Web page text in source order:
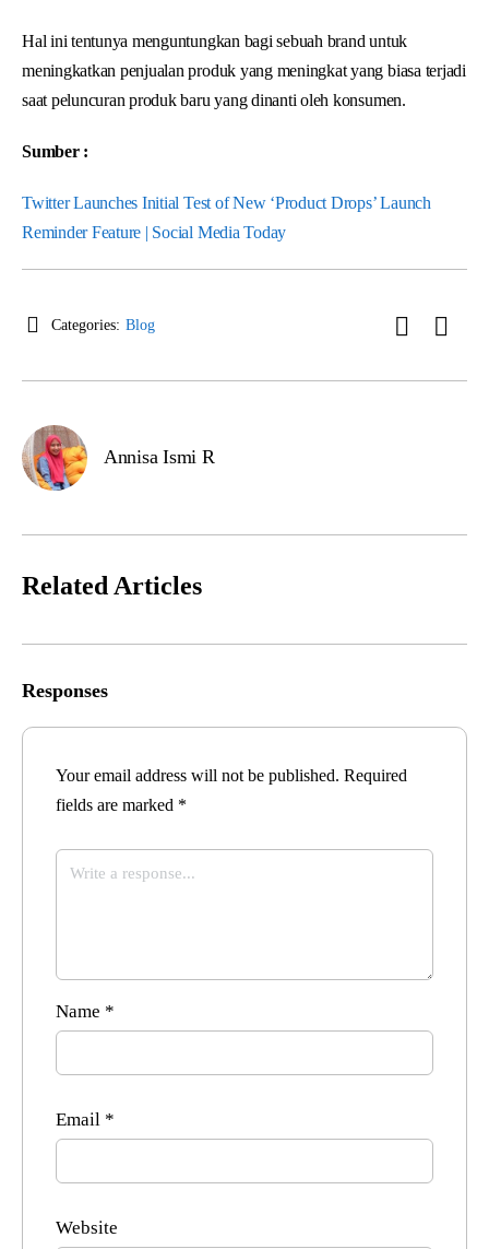
Hal ini tentunya menguntungkan bagi sebuah brand untuk
meningkatkan penjualan produk yang meningkat yang biasa terjadi
saat peluncuran produk baru yang dinanti oleh konsumen.
Sumber :
Twitter Launches Initial Test of New ‘Product Drops’ Launch
Reminder Feature | Social Media Today
Categories: Blog
Annisa Ismi R
Related Articles
Responses
Your email address will not be published. Required
fields are marked *
Name *
Email *
Website